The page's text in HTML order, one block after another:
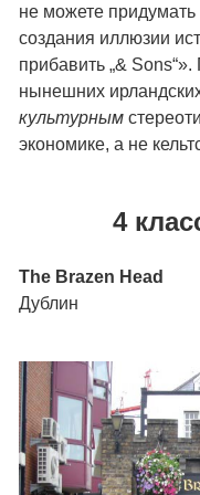
не можете
создания иллюзии
прибавить „&
нынешних
культурным
экономике, а не
4
The Brazen Head
Дублин